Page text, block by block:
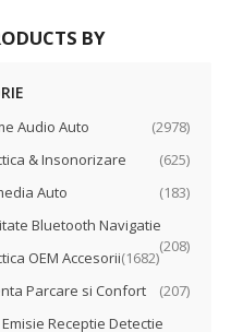
BY
Audio Auto 2978articole
& Insonorizare
625articole
Auto
183articole
Bluetooth Navigatie
208articole
OEM Accesorii 1682articole
Parcare si Confort
207articole
Receptie Detectie